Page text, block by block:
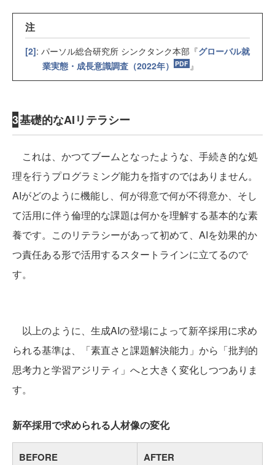
注
[2]: パーソル総合研究所 シンクタンク本部『グローバル就
業実態・成長意識調査（2022年）
』
3基礎的なAIリテラシー
これは、かつてブームとなったような、手続き的な処
理を行うプログラミング能力を指すのではありません。
AIがどのように機能し、何が得意で何が不得意か、そし
て活用に伴う倫理的な課題は何かを理解する基本的な素
養です。このリテラシーがあって初めて、AIを効果的か
つ責任ある形で活用するスタートラインに立てるので
す。
以上のように、生成AIの登場によって新卒採用に求め
られる基準は、「素直さと課題解決能力」から「批判的
思考力と学習アジリティ」へと大きく変化しつつありま
す。
新卒採用で求められる人材像の変化
BEFORE AFTER